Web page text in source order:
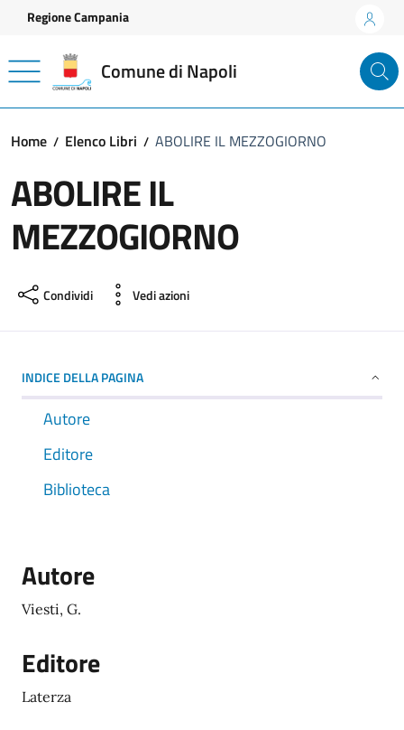
Vai ai contenuti
Vai al footer
Regione Campania
Comune di Napoli
Home Elenco Libri ABOLIRE IL MEZZOGIORNO
ABOLIRE IL
MEZZOGIORNO
Condividi Vedi azioni
INDICE DELLA PAGINA
Autore
Editore
Biblioteca
Autore
Viesti, G.
Editore
Laterza